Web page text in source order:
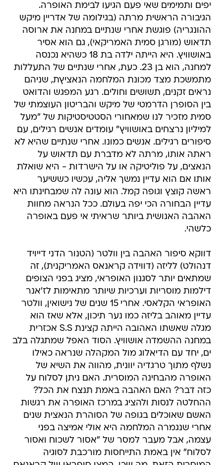
יפים ותמימים שאי פעם הגיעו לבימת האופרה.
הגיבורה הראשית מרתה (בגילומה של אדריין מיקש
ההונגריה) פוגשת אחרי שנתיים במחנה את ארוסה
תדאוש (מורגן סמית האמריקאי), גם הוא אסיר
באושוויץ. היא הייתה ילדה בת 18 כשהיא נכנסה
למחנה, הוא בן 23. כעת, אחרי שנתיים של התעללות
מתמשכת מצד מכונת המלחמה הנאציץת, שניהם
נראים זקנים, תשושים וחולים. רגע המפגש והדואט
בין הסופרן הדרמטי של מיקש והבריטון העוצמתי של
סמית מזכיר לנו שמאחורי הסטטיסטיקות של "מעל
למיליון נרצחים באושוויץ" עומדים אנשים רגילים, עם
סיפורים רגילים. אנשים כמונו. אחרי שנתיים שהיא לא
ראתה אותו, מרתה לא מדברת עם תדאוש על
הנאצים, על פוליטיקה או על הישרדות - היא שואלת
אותו אם הוא עדיין נמשך אליה, עכשיו כששיער
ראשה קוצץ וגופה קמל. הוא עונה לה שמבחינתו היא
עדיין הבחורה הכי יפה בעולם. ככל הנראה מחוות
האהבה האנושית ביותר שראיתי אי פעם באופרה
כלשהי.
דווקא סיפור האהבה בין וולטר (הטנור הדני דייויד
דנהולט) לליזה (דווידה קראנאס האמריקנית), זה
שמתאים יותר לסגנון האופראי, מציג בפני הצופים
דילמות מוסריות וערכיות שיותר מתאימות לז'אנר
האופראי הקלאסי. אחרי 15 שנים של נישואין, וולטר
עדיין מאוהב בליזה כמו נער תיכון, אלא שאז הוא
מגלה שאשתו האהובה הייתה קצינת S.S אכזרית
במחנה ההשמדה אושוויץ. הסוד האפל שמתגלה בלב
ים, יחד עם הדיאלוג מול המקהלה שנראה כאילו
נשלף מתוך טרגדיה יוונית, מהווה את השיא של
האופרה מהבחינה המוסרית. האם ניתן לסלוח על
כזה דבר? האם האהבה באמת תנצח את הכל?
ההחלטה לנסות ולהציג במרכז האופרה את רגשות
האשם שאוכלים בגופה של הסוהרת הנאצית שנים
אחרי שנגמרה המלחמה היא אולי אמיצה בפני
עצמה, אבל מעבר למסר של "אסור לשכוח ואסור
לסלוח" אין באמת התייחסות מורכבת לסוגיה